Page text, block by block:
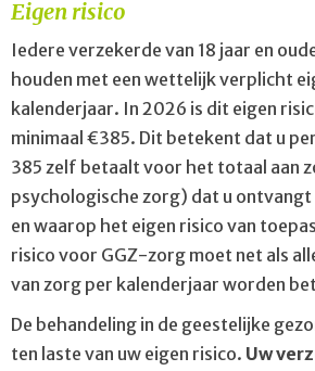
Eigen risico
Iedere verzekerde van 18 jaar en
houden met een wettelijk verplicht
kalenderjaar. In 2026 is dit eigen
minimaal €385. Dit betekent dat u
385 zelf betaalt voor het totaal aan
psychologische zorg) dat u
en waarop het eigen risico van
risico voor GGZ-zorg moet net als
van zorg per kalenderjaar worden
De behandeling in de geestelijke
ten laste van uw eigen risico. Uw